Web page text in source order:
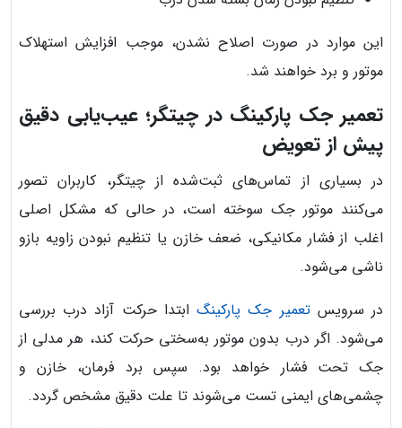
این موارد در صورت اصلاح نشدن، موجب افزایش استهلاک
موتور و برد خواهند شد.
تعمیر جک پارکینگ در چیتگر؛ عیب‌یابی دقیق
پیش از تعویض
در بسیاری از تماس‌های ثبت‌شده از چیتگر، کاربران تصور
می‌کنند موتور جک سوخته است، در حالی که مشکل اصلی
اغلب از فشار مکانیکی، ضعف خازن یا تنظیم نبودن زاویه بازو
ناشی می‌شود.
در سرویستعمیر جک پارکینگابتدا حرکت آزاد درب بررسی
می‌شود. اگر درب بدون موتور به‌سختی حرکت کند، هر مدلی از
جک تحت فشار خواهد بود. سپس برد فرمان، خازن و
چشمی‌های ایمنی تست می‌شوند تا علت دقیق مشخص گردد.